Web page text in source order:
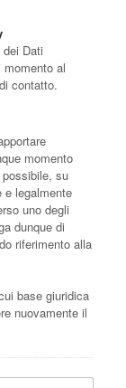
Dati
al
contatto.
momento
su
e legalmente
uno degli
dunque di
riferimento alla
base giuridica
nuovamente il